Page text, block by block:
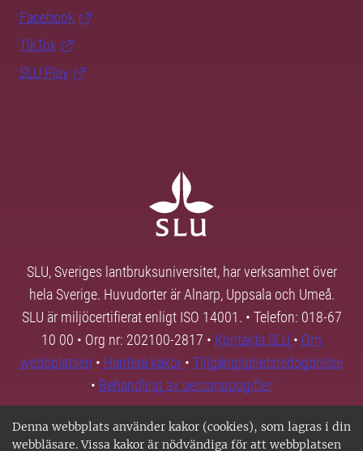
Denna webbplats använder kakor (cookies), som lagras i din
webbläsare. Vissa kakor är nödvändiga för att webbplatsen
Facebook
TikTok
SLU Play
SLU, Sveriges lantbruksuniversitet, har verksamhet över
hela Sverige. Huvudorter är Alnarp, Uppsala och Umeå.
SLU är miljöcertifierat enligt ISO 14001. • Telefon: 018-67
10 00 • Org nr: 202100-2817 • Kontakta SLU • Om
webbplatsen • Hantera kakor • Tillgänglighetsredogörelse
• Behandling av personuppgifter